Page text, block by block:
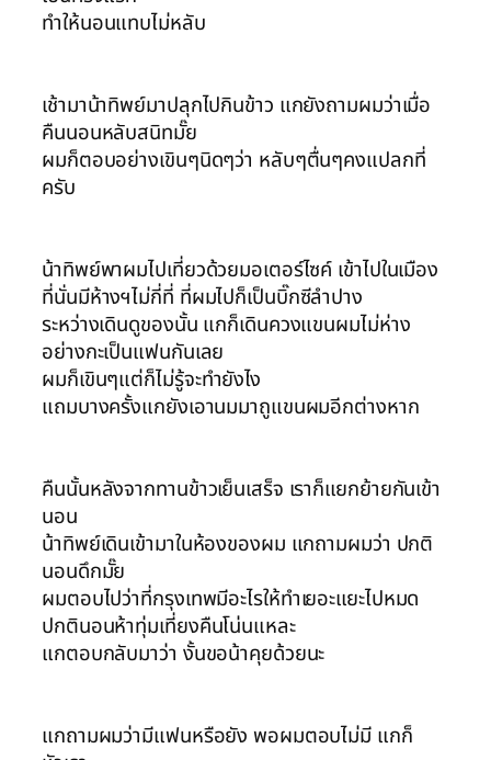
ทำให้นอนแทบไม่หลับ
เช้ามาน้าทิพย์มาปลุกไปกินข้าว แกยังถามผมว่าเมื่อ
คืนนอนหลับสนิทมั๊ย
ผมก็ตอบอย่างเขินๆนิดๆว่า หลับๆตื่นๆคงแปลกที่
ครับ
น้าทิพย์พาผมไปเที่ยวด้วยมอเตอร์ไซค์ เข้าไปในเมือง
ที่นั่นมีห้างฯไม่กี่ที่ ที่ผมไปก็เป็นบิ๊กซีลำปาง
ระหว่างเดินดูของนั้น แกก็เดินควงแขนผมไม่ห่าง
อย่างกะเป็นแฟนกันเลย
ผมก็เขินๆแต่ก็ไม่รู้จะทำยังไง
แถมบางครั้งแกยังเอานมมาถูแขนผมอีกต่างหาก
คืนนั้นหลังจากทานข้าวเย็นเสร็จ เราก็แยกย้ายกันเข้า
นอน
น้าทิพย์เดินเข้ามาในห้องของผม แกถามผมว่า ปกติ
นอนดึกมั๊ย
ผมตอบไปว่าที่กรุงเทพมีอะไรให้ทำเยอะแยะไปหมด
ปกตินอนห้าทุ่มเที่ยงคืนโน่นแหละ
แกตอบกลับมาว่า งั้นขอน้าคุยด้วยนะ
แกถามผมว่ามีแฟนหรือยัง พอผมตอบไม่มี แกก็